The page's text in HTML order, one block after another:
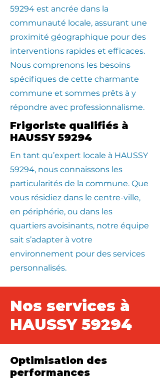
59294 est ancrée dans la
communauté locale, assurant une
proximité géographique pour des
interventions rapides et efficaces.
Nous comprenons les besoins
spécifiques de cette charmante
commune et sommes prêts à y
répondre avec professionnalisme.
Frigoriste qualifiés à
HAUSSY 59294
En tant qu’expert locale à HAUSSY
59294, nous connaissons les
particularités de la commune. Que
vous résidiez dans le centre-ville,
en périphérie, ou dans les
quartiers avoisinants, notre équipe
sait s’adapter à votre
environnement pour des services
personnalisés.
Nos services à
HAUSSY 59294
Optimisation des
performances